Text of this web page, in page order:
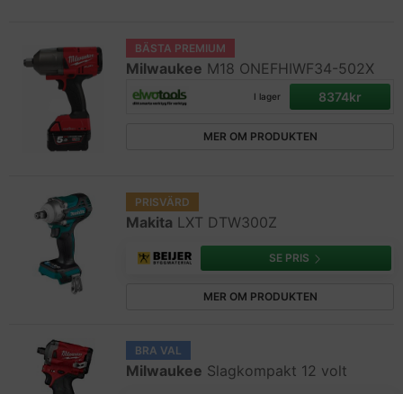
BÄSTA PREMIUM
Milwaukee M18 ONEFHIWF34-502X
I lager 8374kr
MER OM PRODUKTEN
PRISVÄRD
Makita LXT DTW300Z
SE PRIS
MER OM PRODUKTEN
BRA VAL
Milwaukee Slagkompakt 12 volt